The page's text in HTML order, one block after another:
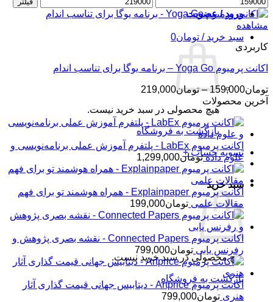
ورود / عضویت
سبد خرید / تومان0
هیچ محصولی در سبد خرید نیست.
بازگشت به فروشگاه
تسویه حساب +
سبد خرید
هیچ محصولی در سبد خرید نیست.
بازگشت به فروشگاه
قیمت
قیمت
مشاهده
کاربردی
اکانت پرمیوم Yoga Go – برنامه یوگا برای تناسب اندام
تومان159,000
– تومان219,000
تومان159,000
تا
تومان219,000
آخرین محصولات
اکانت پرمیوم LabEx - پلتفرم آموزش عملی برنامه‌نویسی و
علوم داده تومان1,299,000
اکانت پرمیوم Explainpaper - همراه هوشمند تو برای فهم
مقالات علمی تومان199,000
اکانت پرمیوم Connected Papers - نقشه بصری پژوهش و
رفرنس یابی تومان799,000
اکانت پرمیوم Artprice - دیتابیس جهانی قیمت ‌گذاری آثار
هنری تومان799,000